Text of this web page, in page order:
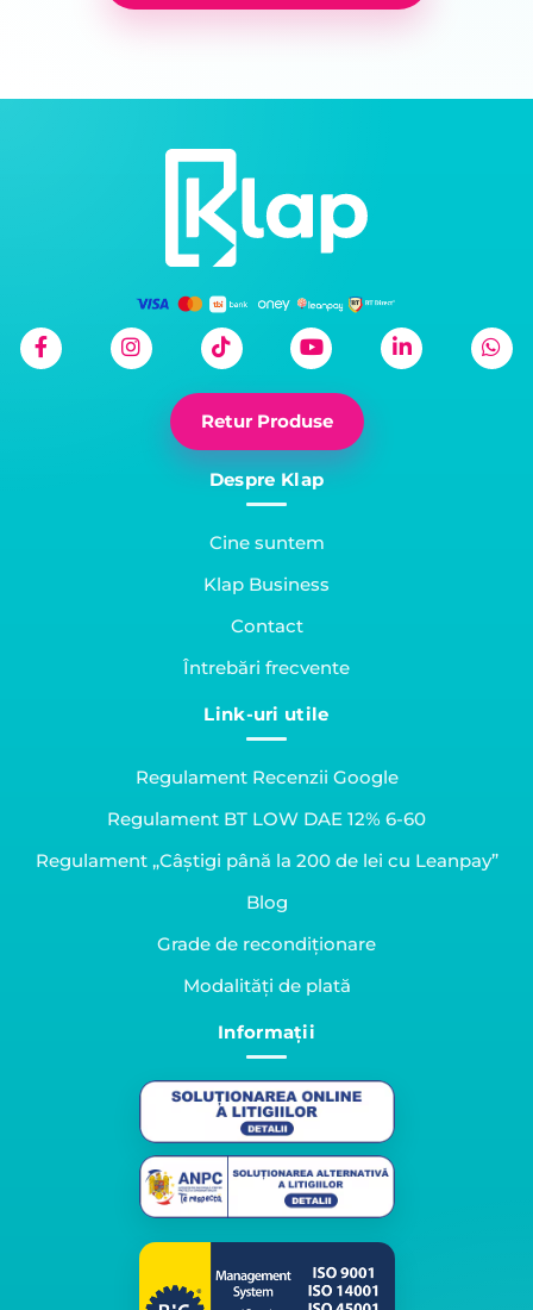
Retur Produse
Despre Klap
Cine suntem
Klap Business
Contact
Întrebări frecvente
Link-uri utile
Regulament Recenzii Google
Regulament BT LOW DAE 12% 6-60
Regulament „Câștigi până la 200 de lei cu Leanpay”
Blog
Grade de recondiționare
Modalități de plată
Informații